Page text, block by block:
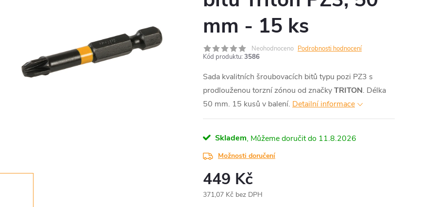
mm - 15 ks
Neohodnoceno Podrobnosti hodnocení
Kód produktu: 3586
Sada kvalitních šroubovacích bitů typu pozi PZ3 s
prodlouženou torzní zónou od značkyTRITON. Délka
50 mm. 15 kusů v balení. Detailní informace
Skladem 11.8.2026
Možnosti doručení
449 Kč
371,07 Kč bez DPH